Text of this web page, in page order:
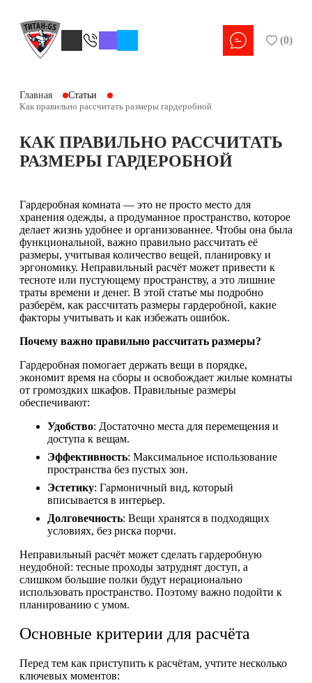
(0)
Главная
Статьи
Как правильно рассчитать размеры гардеробной
КАК ПРАВИЛЬНО РАССЧИТАТЬ
РАЗМЕРЫ ГАРДЕРОБНОЙ
Гардеробная комната — это не просто место для
хранения одежды, а продуманное пространство, которое
делает жизнь удобнее и организованнее. Чтобы она была
функциональной, важно правильно рассчитать её
размеры, учитывая количество вещей, планировку и
эргономику. Неправильный расчёт может привести к
тесноте или пустующему пространству, а это лишние
траты времени и денег. В этой статье мы подробно
разберём, как рассчитать размеры гардеробной, какие
факторы учитывать и как избежать ошибок.
Почему важно правильно рассчитать размеры?
Гардеробная помогает держать вещи в порядке,
экономит время на сборы и освобождает жилые комнаты
от громоздких шкафов. Правильные размеры
обеспечивают:
Удобство: Достаточно места для перемещения и
доступа к вещам.
Эффективность: Максимальное использование
пространства без пустых зон.
Эстетику: Гармоничный вид, который
вписывается в интерьер.
Долговечность: Вещи хранятся в подходящих
условиях, без риска порчи.
Неправильный расчёт может сделать гардеробную
неудобной: тесные проходы затруднят доступ, а
слишком большие полки будут нерационально
использовать пространство. Поэтому важно подойти к
планированию с умом.
Основные критерии для расчёта
Перед тем как приступить к расчётам, учтите несколько
ключевых моментов: